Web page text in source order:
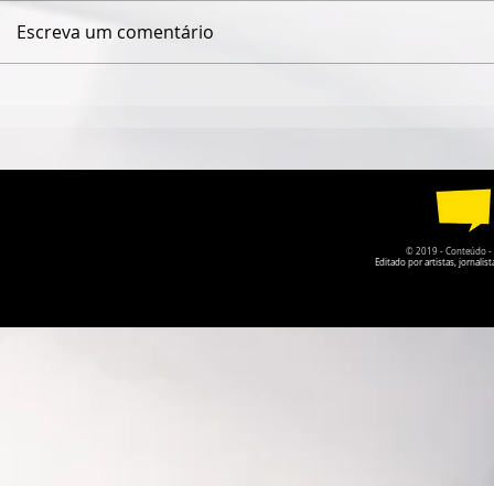
GUILHERME & SANTIAGO
DA
Escreva um comentário
© 2019 - Conteúdo -
Editado por artistas,